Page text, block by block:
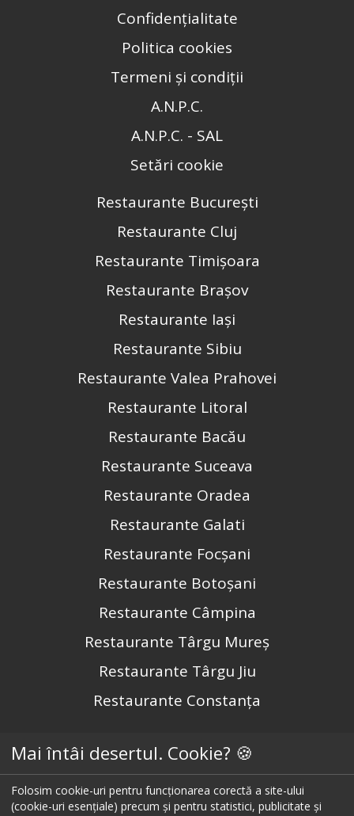
Confidențialitate
Politica cookies
Termeni și condiții
A.N.P.C.
A.N.P.C. - SAL
Setări cookie
Restaurante București
Restaurante Cluj
Restaurante Timișoara
Restaurante Brașov
Restaurante Iași
Restaurante Sibiu
Restaurante Valea Prahovei
Restaurante Litoral
Restaurante Bacău
Restaurante Suceava
Restaurante Oradea
Restaurante Galati
Restaurante Focșani
Restaurante Botoșani
Restaurante Câmpina
Restaurante Târgu Mureș
Restaurante Târgu Jiu
Restaurante Constanța
Urmărește-ne pe
Mai întâi desertul. Cookie? 🍪
Folosim cookie-uri pentru funcționarea corectă a site-ului
(cookie-uri esențiale) precum și pentru statistici, publicitate și